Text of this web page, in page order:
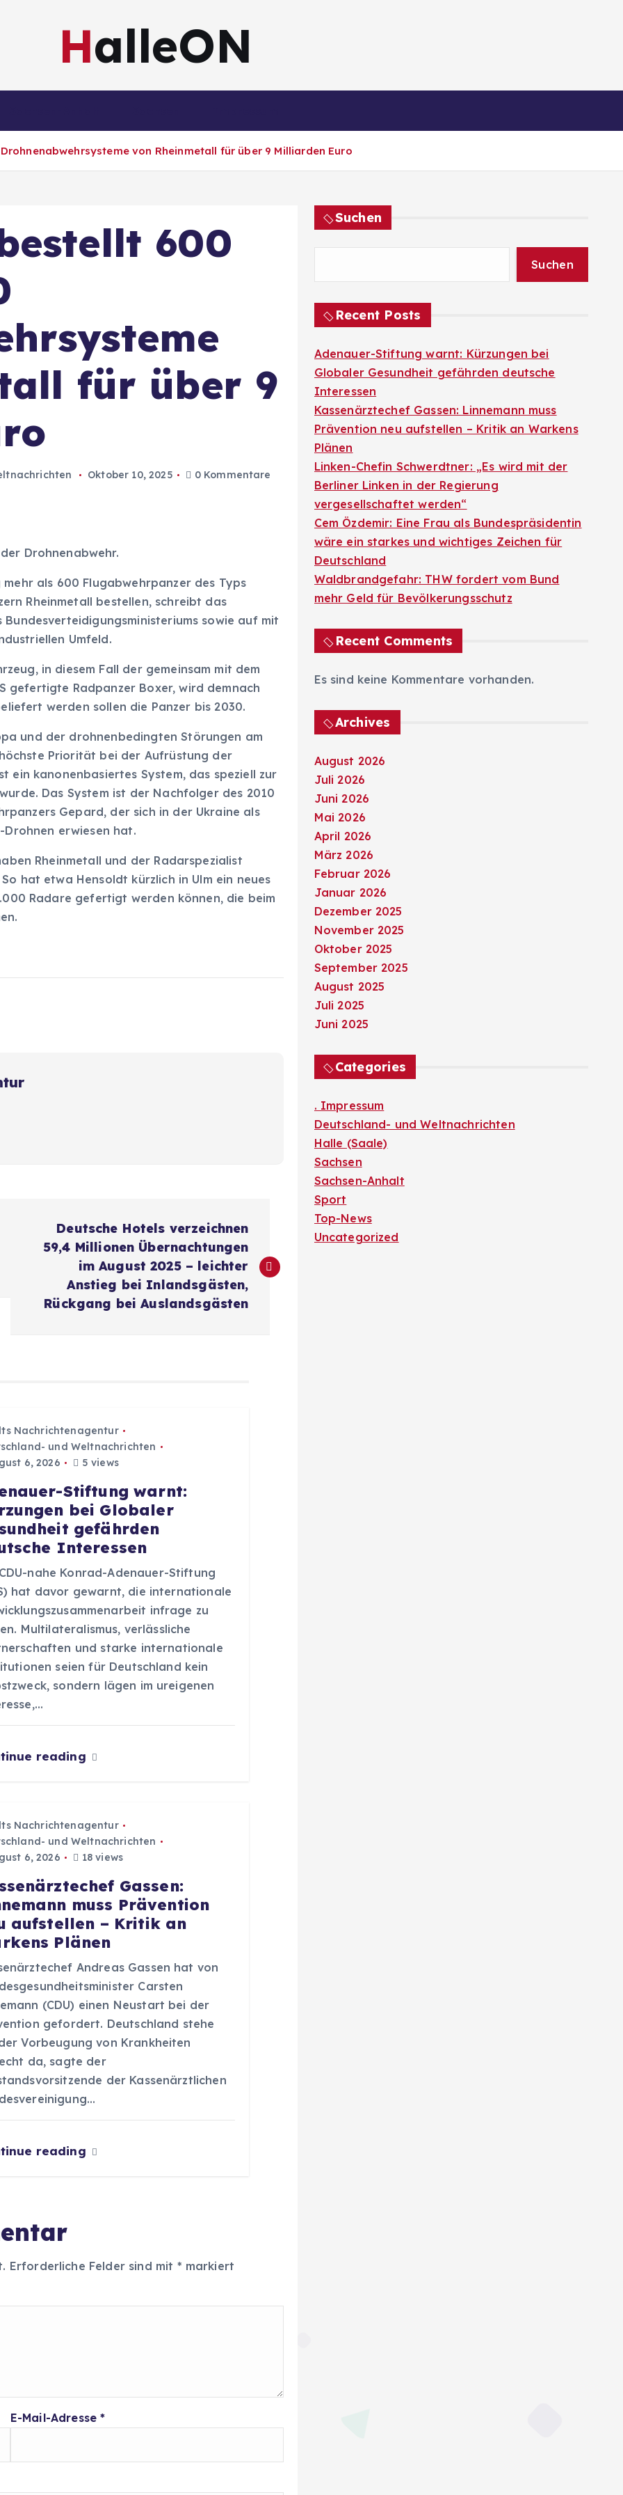
HalleON
von Rheinmetall für über 9 Milliarden Euro
600
für über 9
Oktober 10, 2025 0 Kommentare
Drohnenabwehr.
als 600 Flugabwehrpanzer des Typs
Rheinmetall bestellen, schreibt das
sowie auf mit
Umfeld.
in diesem Fall der gemeinsam mit dem
gefertigte Radpanzer Boxer, wird demnach
werden sollen die Panzer bis 2030.
und der drohnenbedingten Störungen am
Priorität bei der Aufrüstung der
ein kanonenbasiertes System, das speziell zur
Das System ist der Nachfolger des 2010
Gepard, der sich in der Ukraine als
erwiesen hat.
Rheinmetall und der Radarspezialist
hat etwa Hensoldt kürzlich in Ulm ein neues
Radare gefertigt werden können, die beim
Deutsche Hotels verzeichnen
59,4 Millionen Übernachtungen
im August 2025 – leichter
Anstieg bei Inlandsgästen,
Rückgang bei Auslandsgästen
Nachrichtenagentur
und Weltnachrichten
6, 2026
5 views
Stiftung warnt:
bei Globaler
gefährden
Interessen
nahe Konrad-Adenauer-Stiftung
hat davor gewarnt, die internationale
infrage zu
Multilateralismus, verlässliche
und starke internationale
seien für Deutschland kein
sondern lägen im ureigenen
reading
Nachrichtenagentur
und Weltnachrichten
6, 2026
18 views
Gassen:
muss Prävention
aufstellen – Kritik an
Plänen
Andreas Gassen hat von
Carsten
(CDU) einen Neustart bei der
gefordert. Deutschland stehe
Vorbeugung von Krankheiten
da, sagte der
der Kassenärztlichen
reading
Erforderliche Felder sind mit * markiert
E-Mail-Adresse*
Suchen
Suchen
Recent Posts
Adenauer-Stiftung warnt: Kürzungen bei
Globaler Gesundheit gefährden deutsche
Interessen
Kassenärztechef Gassen: Linnemann muss
Prävention neu aufstellen – Kritik an Warkens
Plänen
Linken-Chefin Schwerdtner: „Es wird mit der
Berliner Linken in der Regierung
vergesellschaftet werden“
Cem Özdemir: Eine Frau als Bundespräsidentin
wäre ein starkes und wichtiges Zeichen für
Deutschland
Waldbrandgefahr: THW fordert vom Bund
mehr Geld für Bevölkerungsschutz
Recent Comments
Es sind keine Kommentare vorhanden.
Archives
August 2026
Juli 2026
Juni 2026
Mai 2026
April 2026
März 2026
Februar 2026
Januar 2026
Dezember 2025
November 2025
Oktober 2025
September 2025
August 2025
Juli 2025
Juni 2025
Categories
. Impressum
Deutschland- und Weltnachrichten
Halle (Saale)
Sachsen
Sachsen-Anhalt
Sport
Top-News
Uncategorized